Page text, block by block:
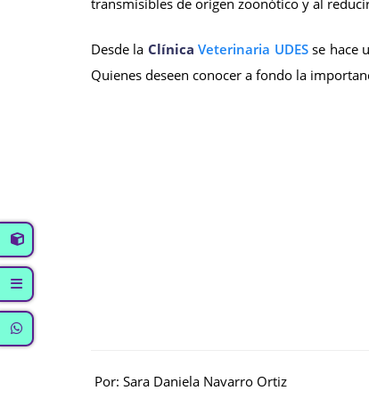
Desde la ClínicaVeterinaria UDESse hace
Quienes deseen conocer a fondo la
Por: Sara Daniela Navarro Ortiz